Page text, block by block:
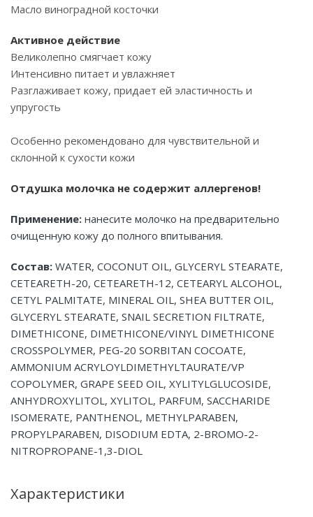
Масло виноградной косточки
Активное действие
Великолепно смягчает кожу
Интенсивно питает и увлажняет
Разглаживает кожу, придает ей эластичность и
упругость
Особенно рекомендовано для чувствительной и
склонной к сухости кожи
Отдушка молочка не содержит аллергенов!
Применение: нанесите молочко на предварительно
очищенную кожу до полного впитывания.
Состав: WATER, COCONUT OIL, GLYCERYL STEARATE,
CETEARETH-20, CETEARETH-12, CETEARYL ALCOHOL,
CETYL PALMITATE, MINERAL OIL, SHEA BUTTER OIL,
GLYCERYL STEARATE, SNAIL SECRETION FILTRATE,
DIMETHICONE, DIMETHICONE/VINYL DIMETHICONE
CROSSPOLYMER, PEG-20 SORBITAN COCOATE,
AMMONIUM ACRYLOYLDIMETHYLTAURATE/VP
COPOLYMER, GRAPE SEED OIL, XYLITYLGLUCOSIDE,
ANHYDROXYLITOL, XYLITOL, PARFUM, SACCHARIDE
ISOMERATE, PANTHENOL, METHYLPARABEN,
PROPYLPARABEN, DISODIUM EDTA, 2-BROMO-2-
NITROPROPANE-1,3-DIOL
Характеристики